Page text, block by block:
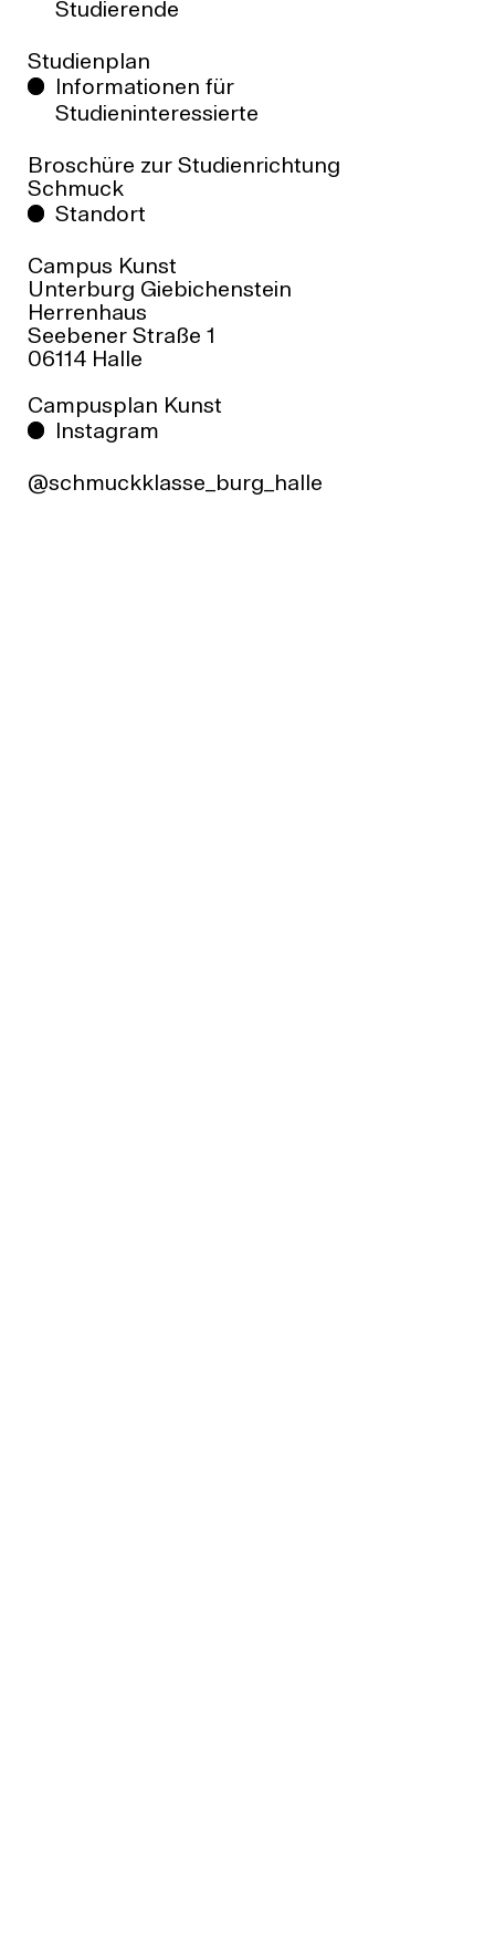
ABSCHLUSS
Diplom für Bildende Künste
STUDIENBEGINN
Jahr: 2-6
REGELSTUDIENZEIT
Grundstudium: 4 Semester,
Diplomarbeit)
Diplomarbeit: schriftliche und praktische
Arbeit, Diplomkolloquium
KOSTEN
BEWERBUNG
Infos für Studieninteressierte
Studierende
Studienplan
Informationen für
Studieninteressierte
Broschüre zur Studienrichtung
Schmuck
Standort
Campus Kunst
Unterburg Giebichenstein
Herrenhaus
Seebener Straße 1
06114 Halle
Campusplan Kunst
Instagram
@schmuckklasse_burg_halle